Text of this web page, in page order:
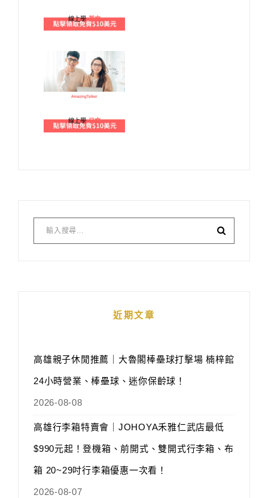
線上學英文
線上學日文
近期文章
高雄親子休閒推薦｜大魯閣棒壘球打擊場 楠梓館
24小時營業、棒壘球、迷你保齡球！
2026-08-08
高雄行李箱特賣會｜JOHOYA禾雅仁武店最低
$990元起！登機箱、前開式、雙開式行李箱、布
箱 20~29吋行李箱優惠一次看！
2026-08-07